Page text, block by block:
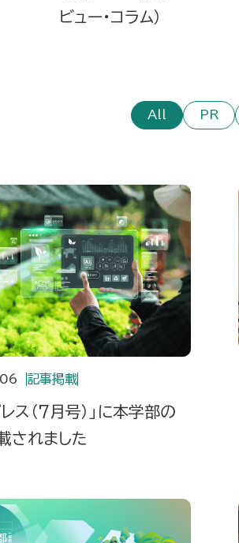
ビュー・コラム）
All PR
記事掲載
レス（7月号）」に本学部の
されました